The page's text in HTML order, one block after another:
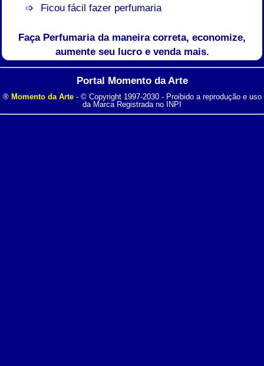
Ficou fácil fazer perfumaria
Faça Perfumaria da maneira correta, economize,
aumente seu lucro e venda mais.
Portal Momento da Arte
® Momento da Arte- © Copyright 1997-2030 - Proibido a reprodução e uso
da Marca Registrada no INPI